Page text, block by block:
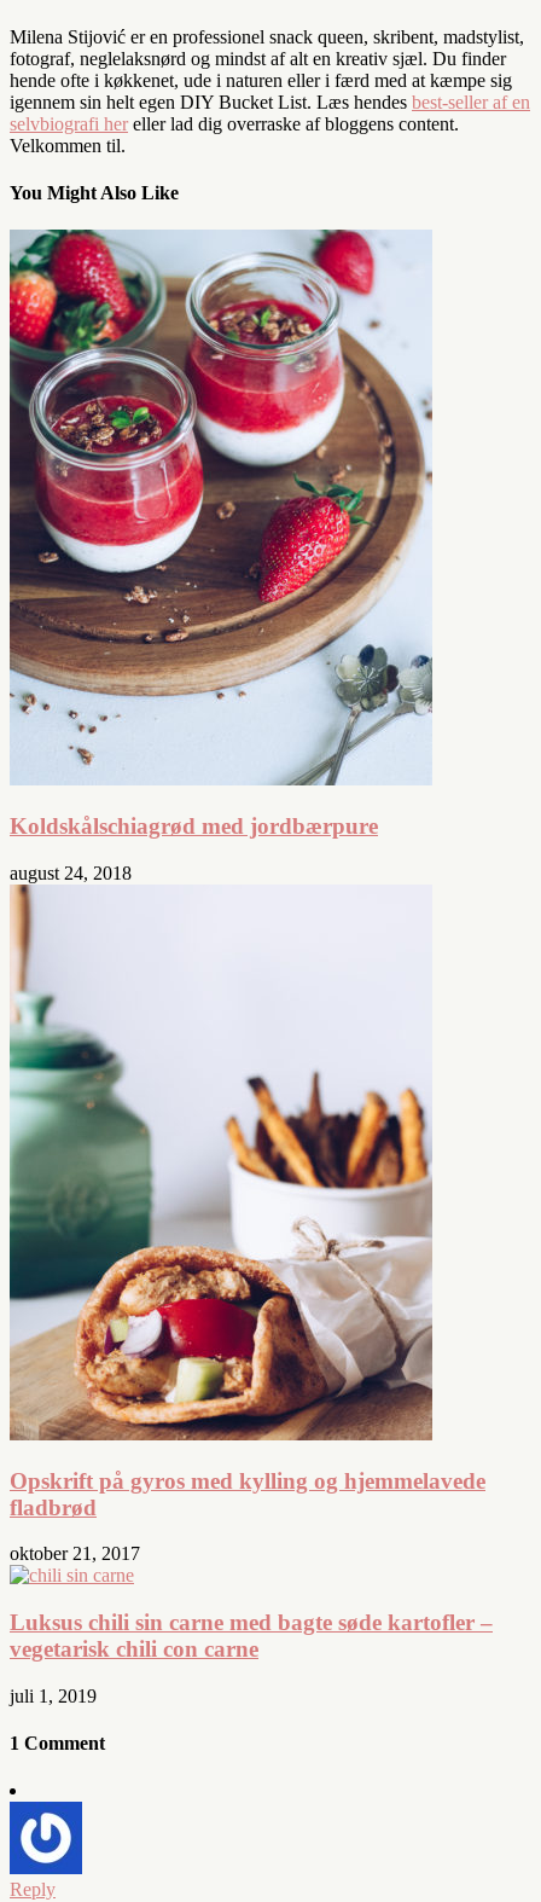
Milena Stijović er en professionel snack queen, skribent, madstylist,
fotograf, neglelaksnørd og mindst af alt en kreativ sjæl. Du finder
hende ofte i køkkenet, ude i naturen eller i færd med at kæmpe sig
igennem sin helt egen DIY Bucket List. Læs hendes best-seller af en
selvbiografi her eller lad dig overraske af bloggens content.
Velkommen til.
You Might Also Like
Koldskålschiagrød med jordbærpure
august 24, 2018
Opskrift på gyros med kylling og hjemmelavede
fladbrød
oktober 21, 2017
Luksus chili sin carne med bagte søde kartofler –
vegetarisk chili con carne
juli 1, 2019
1 Comment
Reply